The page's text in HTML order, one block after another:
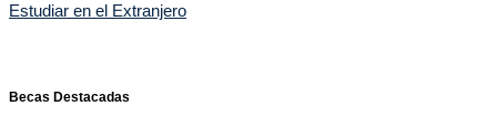
Estudiar en el Extranjero
Becas Destacadas